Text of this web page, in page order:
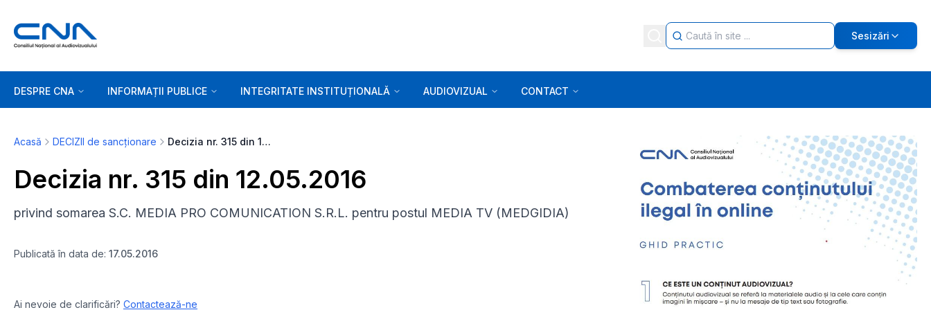
Sesizări
DESPRE CNA INFORMAȚII PUBLICE INTEGRITATE INSTITUȚIONALĂ AUDIOVIZUAL CONTACT
Acasă DECIZII de sancționare Decizia nr. 315 din 12.05.2016
Decizia nr. 315 din 12.05.2016
privind somarea S.C. MEDIA PRO COMUNICATION S.R.L. pentru postul MEDIA TV (MEDGIDIA)
Publicată în data de: 17.05.2016
Ai nevoie de clarificări? Contactează-ne